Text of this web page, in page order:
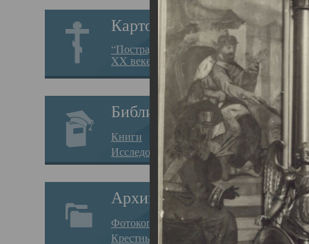
Картотека
“Пострадавшие за веру в
XX веке на Севере”
Библиотека
Книги
Исследования
Архив
Фотокопии дел
Крестные ходы